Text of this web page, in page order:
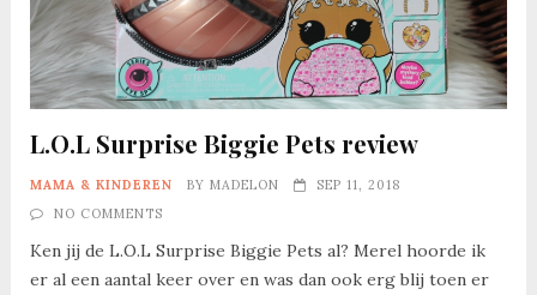
L.O.L Surprise Biggie Pets review
MAMA & KINDEREN BY MADELON
SEP 11, 2018
NO COMMENTS
Ken jij de L.O.L Surprise Biggie Pets al? Merel hoorde ik
er al een aantal keer over en was dan ook erg blij toen er